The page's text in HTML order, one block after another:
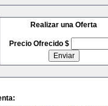
Realizar una Oferta
Precio Ofrecido $